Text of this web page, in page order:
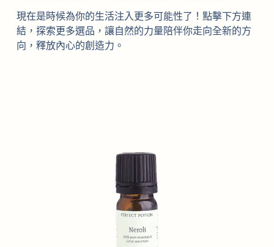
現在是時候為你的生活注入更多可能性了！點擊下方連
結，探索更多選品，讓自然的力量陪伴你走向全新的方
向，釋放內心的創造力。